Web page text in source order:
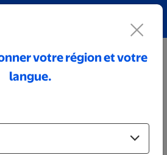
votre région et votre
langue.